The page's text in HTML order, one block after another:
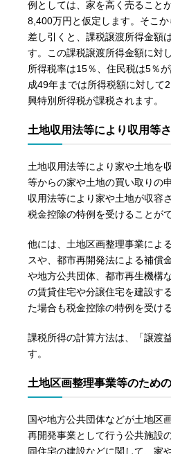
例としては、家を高く売ること
8,400万円と仮定します。そこ
差し引くと、課税譲渡所得金額
す。この課税譲渡所得金額に対
所得税率は15％、住民税は5％
成49年までは所得税額に対して
興特別所得税が課税されます。
土地収用法等により収用等
土地収用法等により家や土地を
等からの家や土地の買い取りの
収用法等により家や土地が収容
税金控除の特例を受けることが
他には、土地区画整理事業によ
スや、都市再開発法による補償
や地方公共団体、都市再生機構
の賃貸住宅や分譲住宅を建設す
た場合も税金控除の特例を受け
課税所得の計算方法は、「譲渡
す。
土地区画整理事業等のため
国や地方公共団体などが土地区
再開発事業として行う公共施設
同住宅の建設などに関して、家